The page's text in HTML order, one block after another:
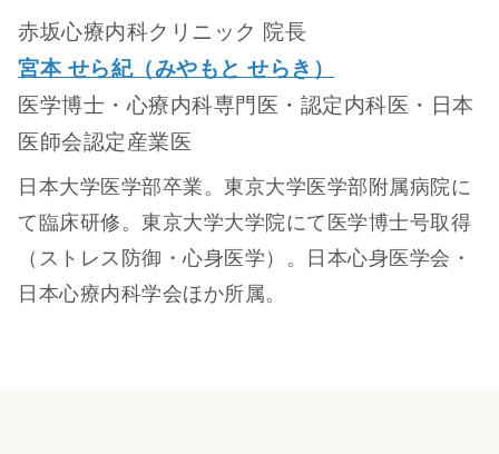
赤坂心療内科クリニック 院長
宮本 せら紀（みやもと せらき）
医学博士・心療内科専門医・認定内科医・日本
医師会認定産業医
日本大学医学部卒業。東京大学医学部附属病院に
て臨床研修。東京大学大学院にて医学博士号取得
（ストレス防御・心身医学）。日本心身医学会・
日本心療内科学会ほか所属。